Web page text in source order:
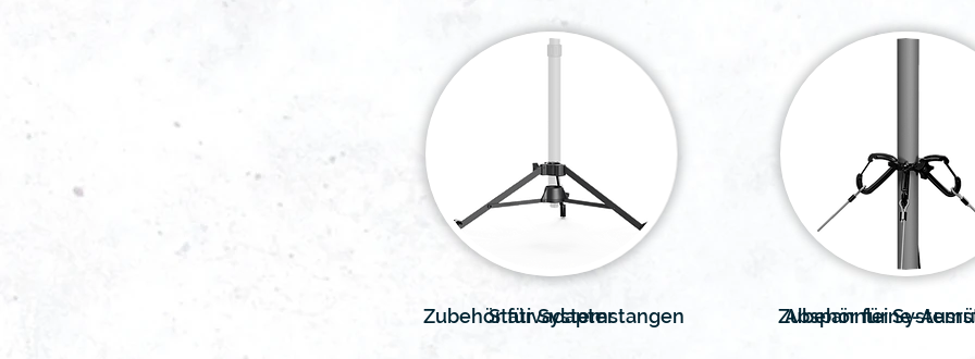
Zubehör für Systemstangen
Stativadapter Zubehör für
Abspannleine-